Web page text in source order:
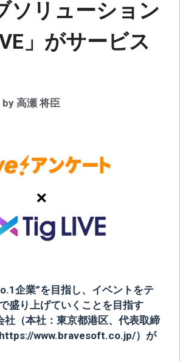
ソリューション
」がサービス
by 高瀬 将臣
企業”を目指し、イベントをテ
盛り上げていくことを目指す
（本社：東京都港区、代表取締
www.bravesoft.co.jp/）が